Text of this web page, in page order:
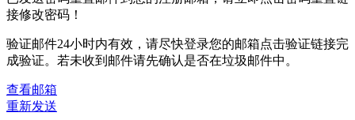
接修改密码！
验证邮件24小时内有效，请尽快登录您的邮箱点击验证链接完
成验证。若未收到邮件请先确认是否在垃圾邮件中。
查看邮箱
重新发送